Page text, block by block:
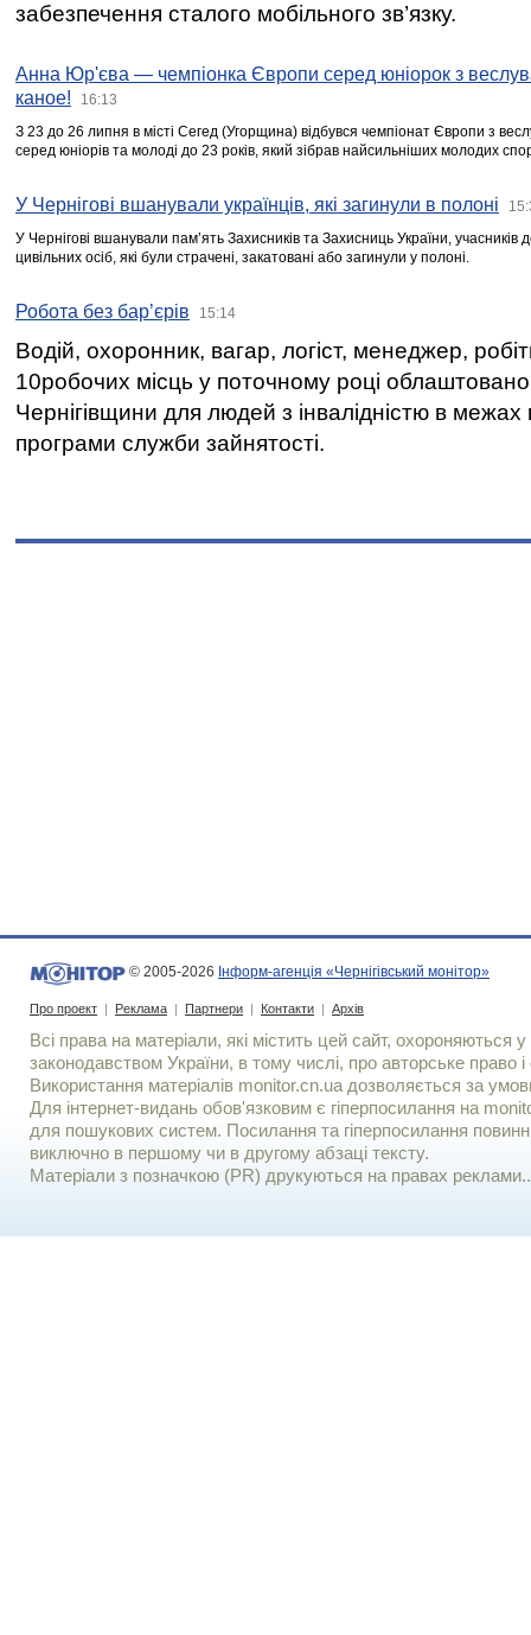
забезпечення сталого мобільного зв’язку.
Анна Юр'єва — чемпіонка Європи серед юніорок з
каное!
16:13
З 23 до 26 липня в місті Сегед (Угорщина) відбувся чемпіонат Європи з
серед юніорів та молоді до 23 років, який зібрав найсильніших молодих
У Чернігові вшанували українців, які загинули в полоні
У Чернігові вшанували пам’ять Захисників та Захисниць України,
цивільних осіб, які були страчені, закатовані або загинули у полоні.
Робота без бар’єрів 15:14
Водій, охоронник, вагар, логіст, менеджер,
10робочих місць у поточному році
Чернігівщини для людей з інвалідністю в межах
програми служби зайнятості.
© 2005-2026 Інформ-агенція «Чернігівський монітор»
Про проект | Реклама | Партнери | Контакти | Архів
Всі права на матеріали, які містить цей сайт, охороняються у
законодавством України, в тому числі, про авторське право і
Використання матерiалiв monitor.cn.ua дозволяється за
Для iнтернет-видань обов'язковим є гiперпосилання на
для пошукових систем. Посилання та гіперпосилання
виключно в першому чи в другому абзаці тексту.
Матеріали з позначкою (PR) друкуються на правах реклами..